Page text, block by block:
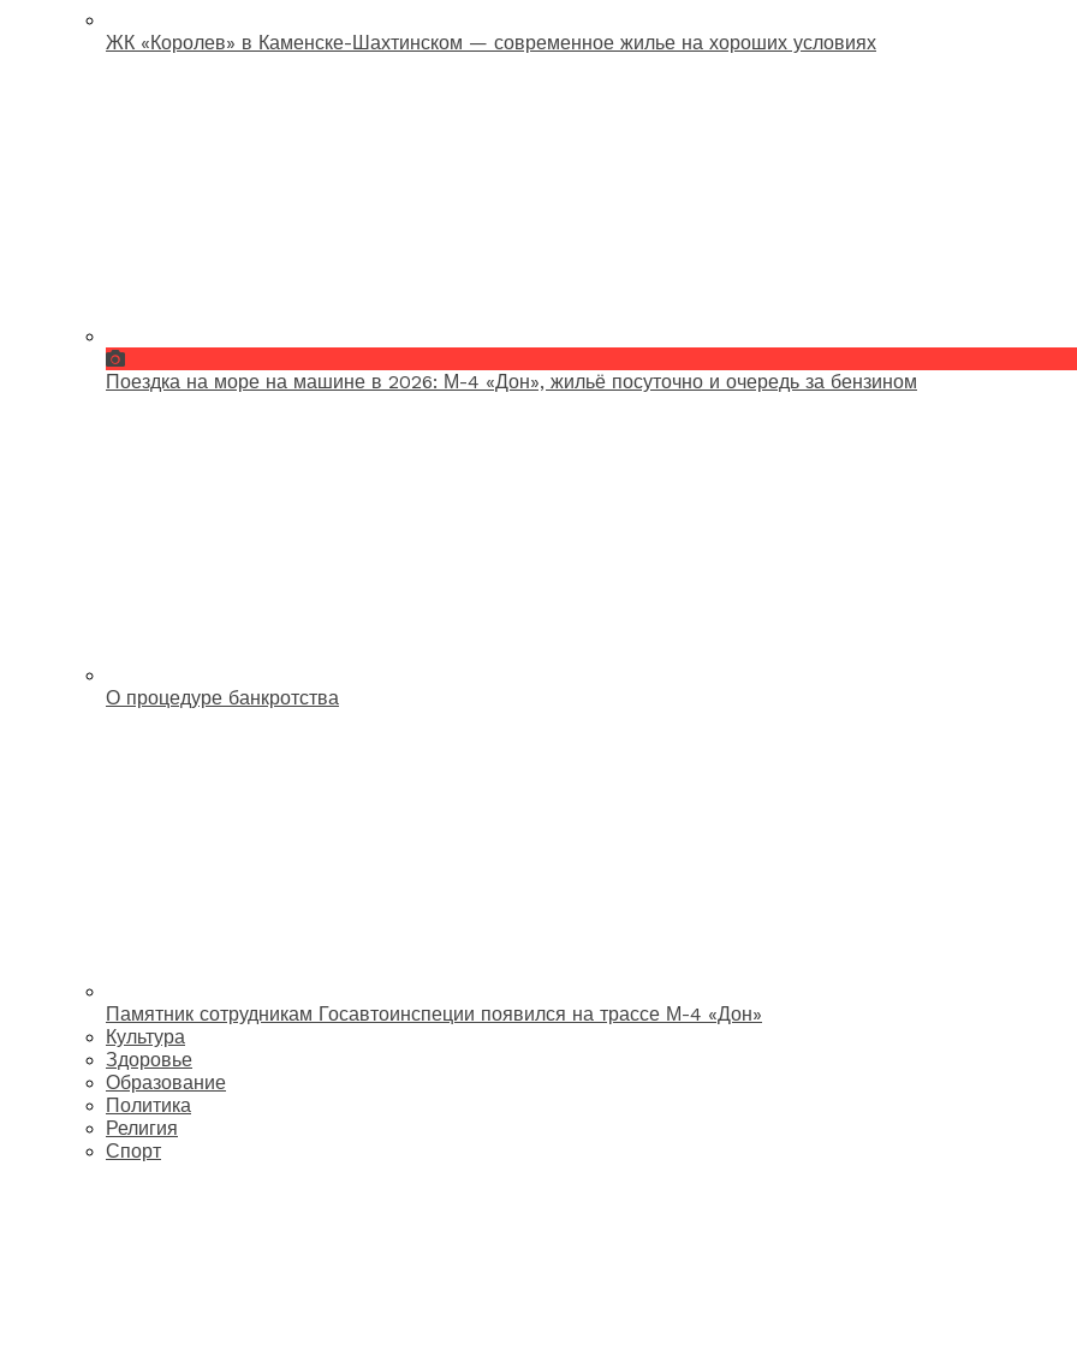
ЖК «Королев» в Каменске-Шахтинском — современное жилье на хороших условиях
Поездка на море на машине в 2026: М-4 «Дон», жильё посуточно и очередь за бензином
О процедуре банкротства
Памятник сотрудникам Госавтоинспеции появился на трассе М-4 «Дон»
Культура
Здоровье
Образование
Политика
Религия
Спорт